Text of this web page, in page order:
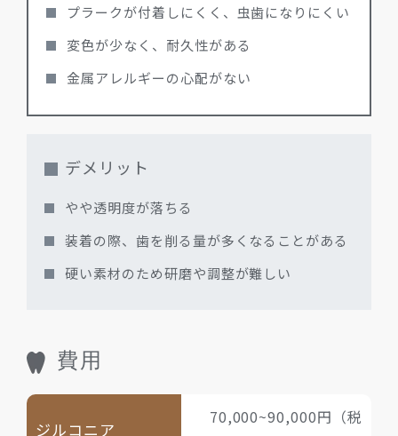
プラークが付着しにくく、虫歯になりにくい
変色が少なく、耐久性がある
金属アレルギーの心配がない
デメリット
やや透明度が落ちる
装着の際、歯を削る量が多くなることがある
硬い素材のため研磨や調整が難しい
費用
ジルコニア
70,000~90,000円（税